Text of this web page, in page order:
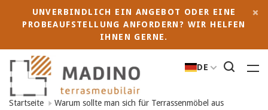
UNVERBINDLICH EIN ANGEBOT ODER EINE
PROBEAUFSTELLUNG ANFORDERN? WIR HELFEN
IHNEN GERNE.
DE
Startseite
Warum sollte man sich für Terrassenmöbel aus